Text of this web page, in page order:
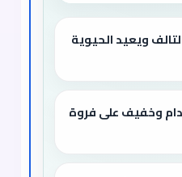
ويعيد الحيوية
وخفيف على فروة